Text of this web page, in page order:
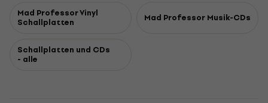
Robbie, Pato Banton, Jah Shaka und Horace Andy
zusammengearbeitet. Mad Professor erweiterte den
internationalen Künstlern außerhalb des Reggae-Bereichs,
Mad Professor Vinyl
Schallplatten Mad Professor Musik-CDs
Schallplatten und CDs
- alle